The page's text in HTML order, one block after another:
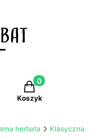
wyszukiwarkę
Produkty w
Koszyk
herbata Klasyczna